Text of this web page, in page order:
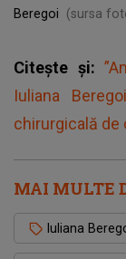
Beregoi
(sursa
Citește și:
Iuliana
chirurgicală de
MAI MULTE
Iuliana